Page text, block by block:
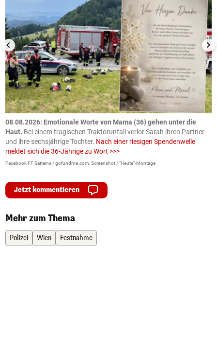
08.08.2026: Emotionale Worte von Mama (36) gehen unter die
Haut. Bei einem tragischen Traktorunfall verlor Sarah ihren Partner
und ihre sechsjährige Tochter. Nach einer riesigen Spendenwelle
meldet sich die 36-Jährige zu Wort >>>
Facebook FF Satteins / gofundme.com, Screenshot / "Heute"-Montage
Jetzt kommentieren
Mehr zum Thema
Polizei Wien Festnahme